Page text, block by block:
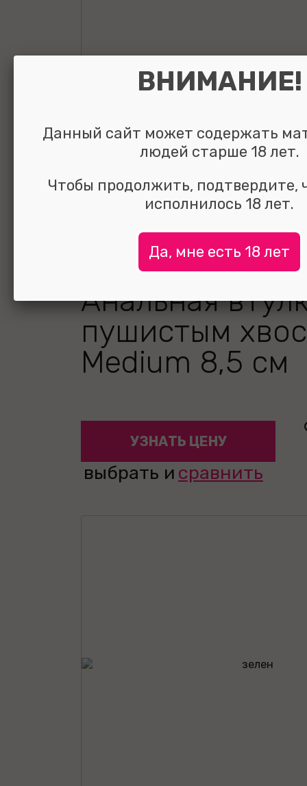
Анальная
пушистым
Medium 8,5 см
УЗНАТЬ ЦЕНУ
выбрать и сравнить
ВНИМАНИЕ!
Данный сайт может содержать
людей старше 18 лет.
Чтобы продолжить, подтвердите,
исполнилось 18 лет.
Да, мне есть 18 лет